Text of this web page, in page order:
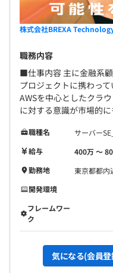
株式会社BREXA
職務内容
■仕事内容 主に金融系
プロジェクトに携わっ
AWSを中心としたクラ
に対する意識が市場的
職種名
サーバー
給与
400万 〜
勤務地
東京都都内
開発環境
フレームワー
ク
気になる(会員登